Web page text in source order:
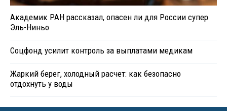
Академик РАН рассказал, опасен ли для России супер
Эль-Ниньо
Соцфонд усилит контроль за выплатами медикам
Жаркий берег, холодный расчет: как безопасно
отдохнуть у воды